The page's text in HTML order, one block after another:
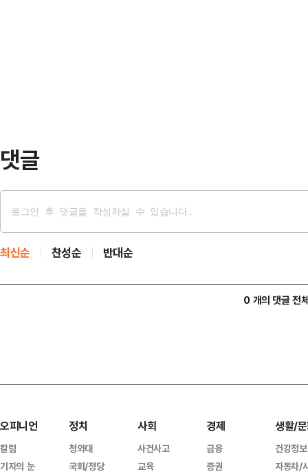
댓글
최신순 찬성순 반대순
0 개의 댓글 전
오피니언
칼럼
기자의 눈
정치
청와대
국회/정당
사회
사건사고
교육
경제
금융
증권
생활/
건강정보
자동차/